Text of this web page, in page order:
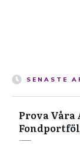
SENASTE
Prova